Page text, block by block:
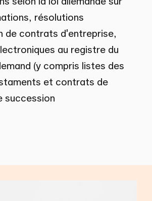
résolutions
de contrats d'entreprise,
au registre du
(y compris listes des
et contrats de
succession